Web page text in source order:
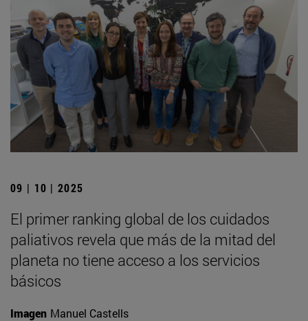
09 | 10 | 2025
El primer ranking global de los cuidados
paliativos revela que más de la mitad del
planeta no tiene acceso a los servicios
básicos
Imagen Manuel Castells